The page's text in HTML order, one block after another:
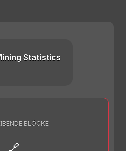
Statistics
BLÖCKE